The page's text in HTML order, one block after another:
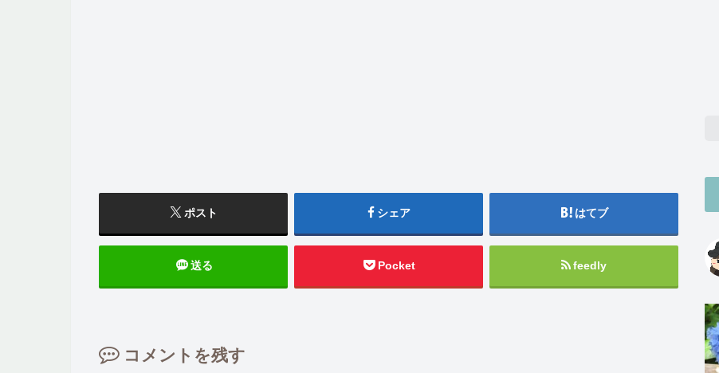
ポスト シェア はてブ
送る Pocket feedly
コメントを残す